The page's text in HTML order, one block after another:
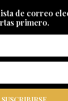
de correo
primero.